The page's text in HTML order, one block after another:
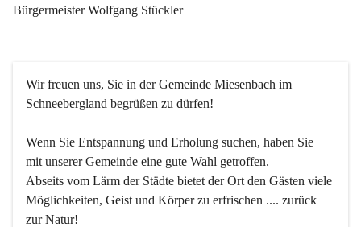
Bürgermeister Wolfgang Stückler
Wir freuen uns, Sie in der Gemeinde Miesenbach im
Schneebergland begrüßen zu dürfen!
Wenn Sie Entspannung und Erholung suchen, haben Sie
mit unserer Gemeinde eine gute Wahl getroffen.
Abseits vom Lärm der Städte bietet der Ort den Gästen viele
Möglichkeiten, Geist und Körper zu erfrischen .... zurück
zur Natur!